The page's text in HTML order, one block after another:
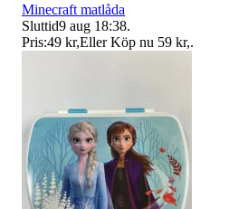
Minecraft matlåda
Sluttid9 aug 18:38.
Pris:49 kr,Eller Köp nu 59 kr,.